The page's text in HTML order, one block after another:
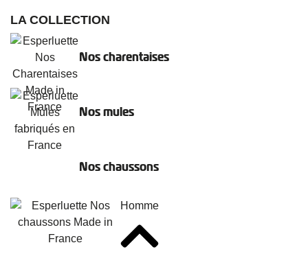
LA COLLECTION
Nos charentaises
Nos mules
Nos chaussons
Homme